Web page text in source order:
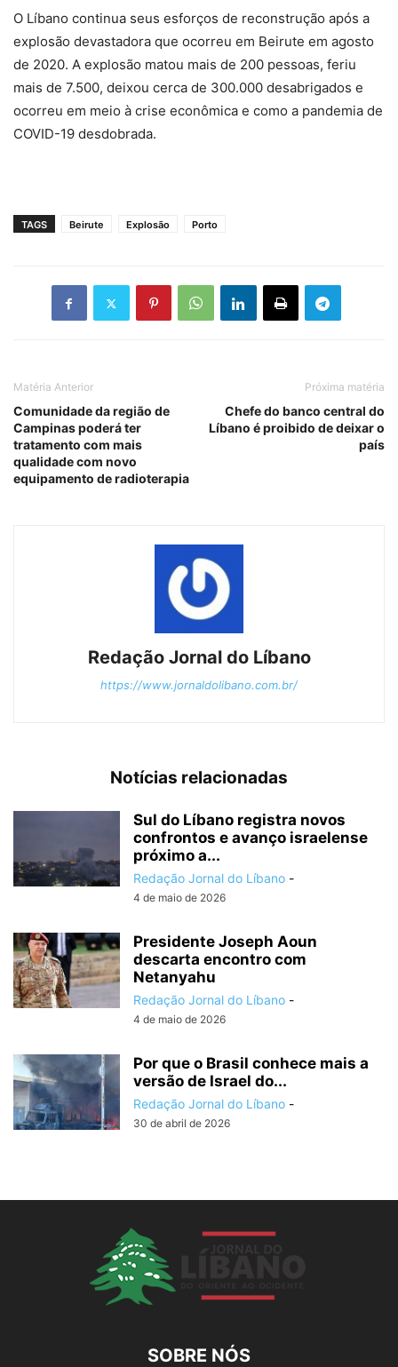
O Líbano continua seus esforços de reconstrução após a
explosão devastadora que ocorreu em Beirute em agosto
de 2020. A explosão matou mais de 200 pessoas, feriu
mais de 7.500, deixou cerca de 300.000 desabrigados e
ocorreu em meio à crise econômica e como a pandemia de
COVID-19 desdobrada.
TAGS Beirute Explosão Porto
Matéria Anterior
Comunidade da região de
Campinas poderá ter
tratamento com mais
qualidade com novo
equipamento de radioterapia
Próxima matéria
Chefe do banco central do
Líbano é proibido de deixar o
país
Redação Jornal do Líbano
https://www.jornaldolibano.com.br/
Notícias relacionadas
Sul do Líbano registra novos
confrontos e avanço israelense
próximo a...
Redação Jornal do Líbano -
4 de maio de 2026
Presidente Joseph Aoun
descarta encontro com
Netanyahu
Redação Jornal do Líbano -
4 de maio de 2026
Por que o Brasil conhece mais a
versão de Israel do...
Redação Jornal do Líbano -
30 de abril de 2026
SOBRE NÓS